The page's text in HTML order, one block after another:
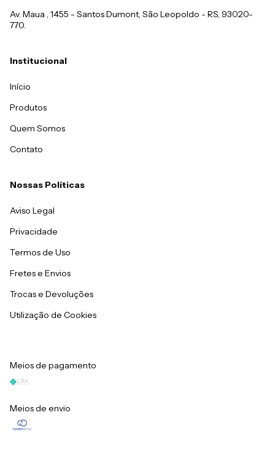
Av. Maua , 1455 - Santos Dumont, São Leopoldo - RS, 93020-
770.
Institucional
Início
Produtos
Quem Somos
Contato
Nossas Políticas
Aviso Legal
Privacidade
Termos de Uso
Fretes e Envios
Trocas e Devoluções
Utilização de Cookies
Meios de pagamento
Meios de envio